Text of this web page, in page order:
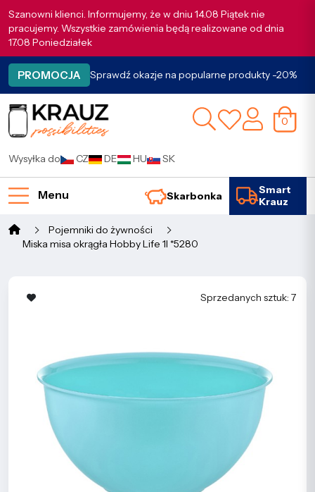
Szanowni klienci. Informujemy, że w dniu 14.08 Piątek nie
pracujemy. Wszystkie zamówienia będą realizowane od dnia
17.08 Poniedziałek
PROMOCJA Sprawdź okazje na popularne produkty -20%
0
Wysyłka do CZ DE HU SK
Menu Skarbonka
Smart
Krauz
Pojemniki do żywności
Miska misa okrągła Hobby Life 1l *5280
Sprzedanych sztuk: 7